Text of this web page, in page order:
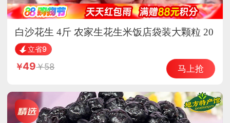
白沙花生 4斤 农家生花生米饭店袋装大颗粒 20
25年新花生
立省9
49 58 马上抢